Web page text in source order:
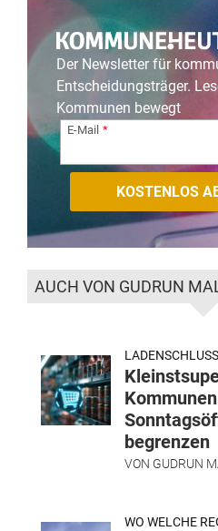
Der Newsletter für
Entscheidungsträger.
Kommunen bewegt
E-Mail
AUCH VON GUDRUN
begrenzen
VON GUDRUN
WO WELCHE